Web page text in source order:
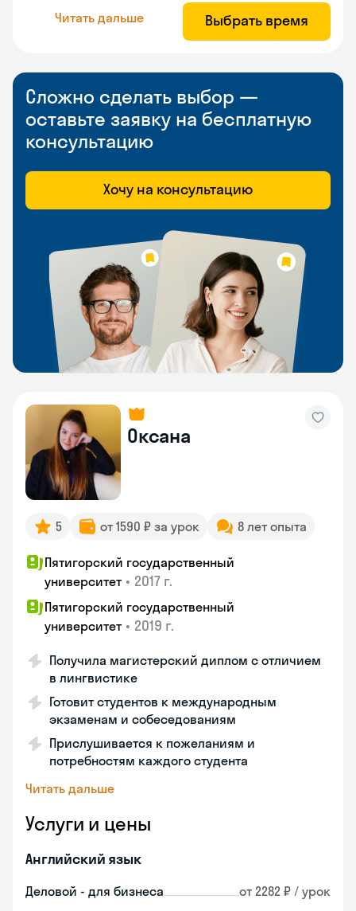
Читать дальше Выбрать время
Сложно сделать выбор —
оставьте заявку на бесплатную
консультацию
Хочу на консультацию
Оксана
5 от 1590 ₽ за урок 8 лет опыта
Пятигорский государственный
университет • 2017 г.
Пятигорский государственный
университет • 2019 г.
Получила магистерский диплом с отличием
в лингвистике
Готовит студентов к международным
экзаменам и собеседованиям
Прислушивается к пожеланиям и
потребностям каждого студента
Читать дальше
Услуги и цены
Английский язык
Деловой - для бизнеса от 2282 ₽ / урок